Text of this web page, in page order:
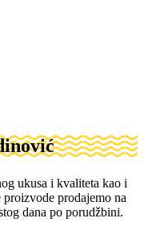
ukusa i kvaliteta kao i
prodajemo na
dana po porudžbini.